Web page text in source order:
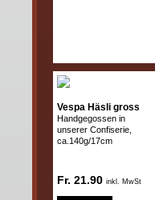
Vespa Häsli gross
Handgegossen in
unserer Confiserie,
ca.140g/17cm
Fr. 21.90 inkl. MwSt